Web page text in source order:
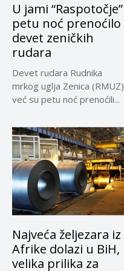
U jami “Raspotočje”
petu noć prenoćilo
devet zeničkih
rudara
Devet rudara Rudnika
mrkog uglja Zenica (RMUZ)
već su petu noć prenoćili...
Najveća željezara iz
Afrike dolazi u BiH,
velika prilika za